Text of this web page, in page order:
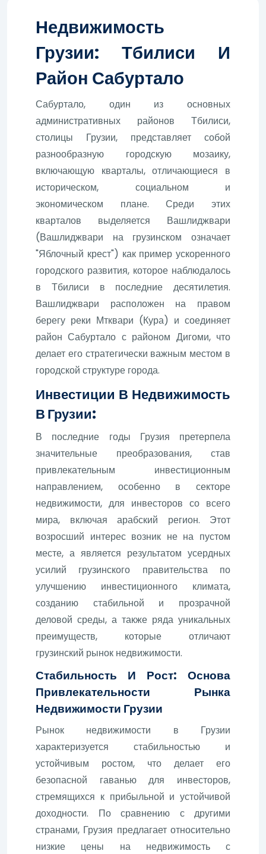
Недвижимость
Грузии: Тбилиси И
Район Сабуртало
Сабуртало, один из основных
административных районов Тбилиси,
столицы Грузии, представляет собой
разнообразную городскую мозаику,
включающую кварталы, отличающиеся в
историческом, социальном и
экономическом плане. Среди этих
кварталов выделяется Вашлиджвари
(Вашлиджвари на грузинском означает
"Яблочный крест") как пример ускоренного
городского развития, которое наблюдалось
в Тбилиси в последние десятилетия.
Вашлиджвари расположен на правом
берегу реки Мтквари (Кура) и соединяет
район Сабуртало с районом Дигоми, что
делает его стратегически важным местом в
городской структуре города.
Инвестиции В Недвижимость
В Грузии:
В последние годы Грузия претерпела
значительные преобразования, став
привлекательным инвестиционным
направлением, особенно в секторе
недвижимости, для инвесторов со всего
мира, включая арабский регион. Этот
возросший интерес возник не на пустом
месте, а является результатом усердных
усилий грузинского правительства по
улучшению инвестиционного климата,
созданию стабильной и прозрачной
деловой среды, а также ряда уникальных
преимуществ, которые отличают
грузинский рынок недвижимости.
Стабильность И Рост: Основа
Привлекательности Рынка
Недвижимости Грузии
Рынок недвижимости в Грузии
характеризуется стабильностью и
устойчивым ростом, что делает его
безопасной гаванью для инвесторов,
стремящихся к прибыльной и устойчивой
доходности. По сравнению с другими
странами, Грузия предлагает относительно
низкие цены на недвижимость с